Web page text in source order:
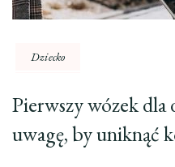
Dziecko
Pierwszy wózek dla
uwagę, by uniknąć